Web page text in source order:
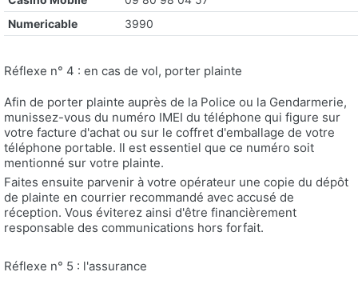
Numericable
3990
Réflexe n° 4 : en cas de vol, porter plainte
Afin de porter plainte auprès de la Police ou la Gendarmerie,
munissez-vous du numéro IMEI du téléphone qui figure sur
votre facture d'achat ou sur le coffret d'emballage de votre
téléphone portable. Il est essentiel que ce numéro soit
mentionné sur votre plainte.
Faites ensuite parvenir à votre opérateur une copie du dépôt
de plainte en courrier recommandé avec accusé de
réception. Vous éviterez ainsi d'être financièrement
responsable des communications hors forfait.
Réflexe n° 5 : l'assurance